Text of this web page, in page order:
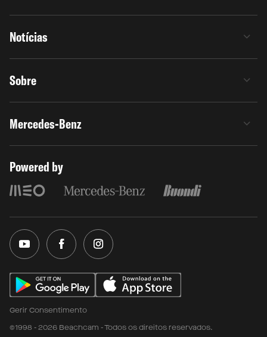
Notícias
Sobre
Mercedes-Benz
Powered by
Gerir Consentimento
©1998 - 2026 Beachcam - Todos os direitos reservados.